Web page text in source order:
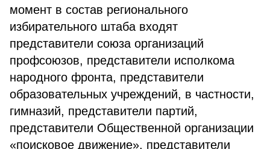
момент в состав регионального
избирательного штаба входят
представители союза организаций
профсоюзов, представители исполкома
народного фронта, представители
образовательных учреждений, в частности,
гимназий, представители партий,
представители Общественной организации
«поисковое движение», представители